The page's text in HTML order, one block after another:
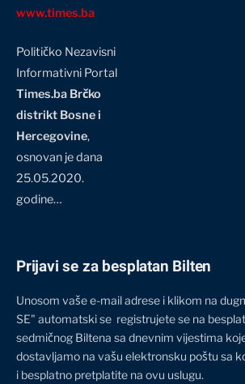
www.times.ba
Političko Nezavisni
Informativni Portal
Times.ba Brčko
distrikt Bosne i
Hercegovine,
osnovan je dana
25.05.2020.
godine…
Prijavi se za besplatan Bilten
Unosom vaše e-mail adrese i klikom na
SE" automatski se registrujete se na
sedmičnog Biltena sa dnevnim vijestima
dostavljamo na vašu elektronsku poštu sa
i besplatno pretplatite na ovu uslugu.